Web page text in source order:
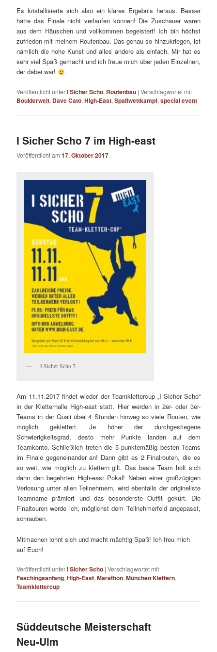
Es kristallisierte sich also ein klares Ergebnis heraus. Besser
hätte das Finale nicht verlaufen können! Die Zuschauer waren
aus dem Häuschen und vollkommen begeistert! Ich bin höchst
zufrieden mit meinem Routenbau. Das genau so hinzukriegen, ist
nämlich die hohe Kunst und alles andere als einfach. Mir hat es
sehr viel Spaß gemacht und ich freue mich über jeden Einzelnen,
der dabei war!
Veröffentlicht unterI Sicher Scho, Routenbau |Verschlagwortet mit
Boulderwelt, Dave Cato,High-East,Spaßwettkampf,special event
I Sicher Scho 7 im High-east
Veröffentlicht am17. Oktober 2017
I Sicher Scho 7
Am 11.11.2017 findet wieder der Teamklettercup „I Sicher Scho“
in der Kletterhalle High-east statt. Hier werden in 2er- oder 3er-
Teams in der Quali über 4 Stunden hinweg so viele Routen, wie
möglich geklettert. Je höher der durchgestiegene
Schwierigkeitsgrad, desto mehr Punkte landen auf dem
Teamkonto. Schließlich treten die 5 punktemäßig besten Teams
im Finale gegeneinander an! Dann gibt es 2 Finalrouten, die es
so weit, wie möglich zu klettern gilt. Das beste Team holt sich
dann den begehrten High-east Pokal! Neben einer großzügigen
Verlosung unter allen Teilnehmern, wird ebenfalls der originellste
Teamname prämiert und das besonderste Outfit gekürt. Die
Finaltouren werde ich, möglichst dem Teilnehmerfeld angepasst,
schrauben.
Mitmachen lohnt sich und macht mächtig Spaß! Ich freu mich
auf Euch!
Veröffentlicht unterI Sicher Scho |Verschlagwortet mit
Faschingsanfang,High-East,Marathon,München Klettern,
Teamklettercup
Süddeutsche Meisterschaft
Neu-Ulm